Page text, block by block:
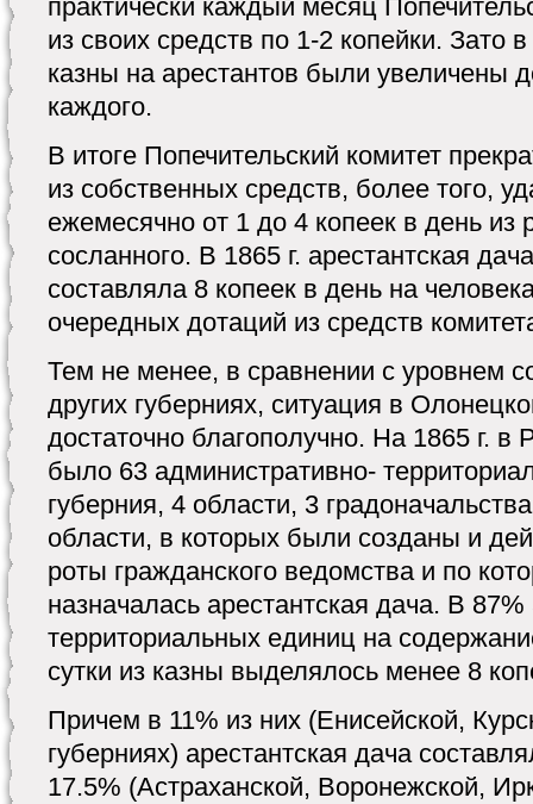
практически каждый месяц
из своих средств по 1-2 копейки. Зато
казны на арестантов были увеличены
каждого.
В итоге Попечительский комитет
из собственных средств, более того,
ежемесячно от 1 до 4 копеек в день из
сосланного. В 1865 г. арестантская
составляла 8 копеек в день на
очередных дотаций из средств
Тем не менее, в сравнении с уровнем
других губерниях, ситуация в
достаточно благополучно. На 1865 г. в
было 63 административно-
губерния, 4 области, 3
области, в которых были созданы и
роты гражданского ведомства и по
назначалась арестантская дача. В
территориальных единиц на
сутки из казны выделялось менее 8
Причем в 11% из них (Енисейской,
губерниях) арестантская дача
17.5% (Астраханской, Воронежской,